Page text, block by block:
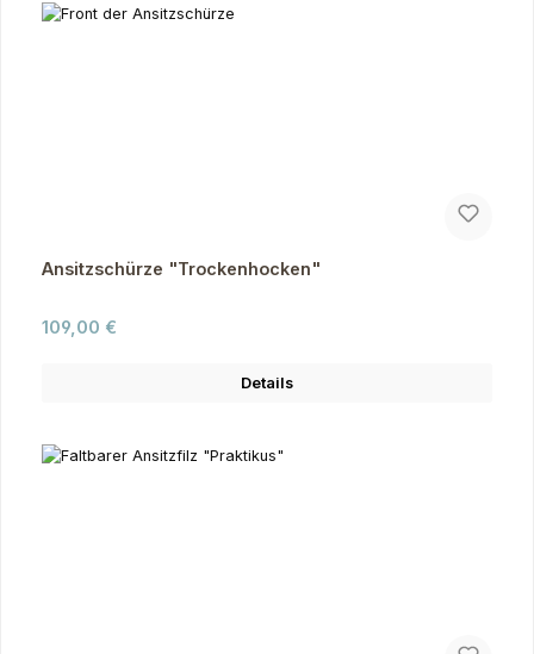
Ansitzschürze "Trockenhocken"
Regulärer Preis:
109,00 €
Details